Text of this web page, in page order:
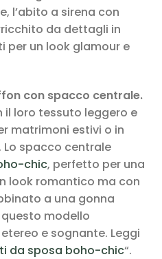
l’abito a sirena con
da dettagli in
per un look glamour e
con spacco centrale.
il loro tessuto leggero e
matrimoni estivi o in
spacco centrale
chic, perfetto per una
look romantico ma con
a una gonna
modello
e sognante. Leggi
da sposa boho-chic“.